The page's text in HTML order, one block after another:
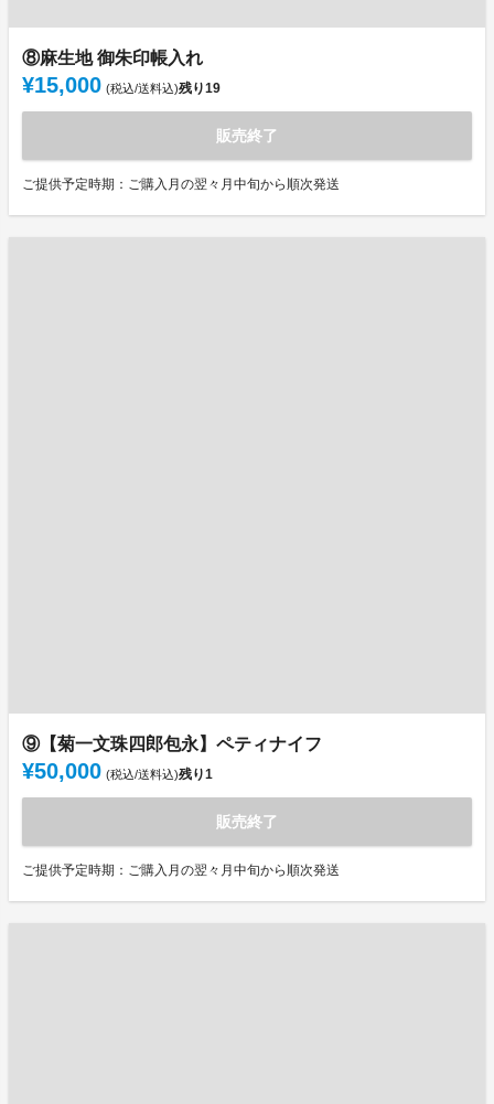
⑧麻生地 御朱印帳入れ
¥15,000 (税込/送料込)残り19
販売終了
ご提供予定時期：ご購入月の翌々月中旬から順次発送
⑨【菊一文珠四郎包永】ペティナイフ
¥50,000 (税込/送料込)残り1
販売終了
ご提供予定時期：ご購入月の翌々月中旬から順次発送